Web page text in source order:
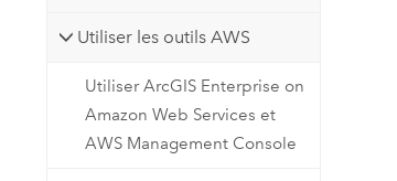
Utiliser les outils AWS
Utiliser ArcGIS Enterprise on
Amazon Web Services et
AWS Management Console